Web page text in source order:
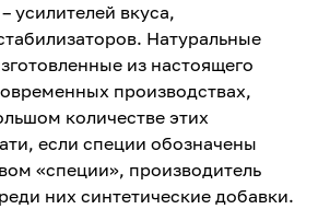
усилителей вкуса,
Натуральные
из настоящего
производствах,
количестве этих
если специи обозначены
«специи», производитель
них синтетические добавки.